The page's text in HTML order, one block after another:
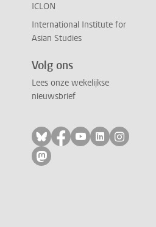
ICLON
International Institute for
Asian Studies
Volg ons
Lees onze wekelijkse
nieuwsbrief
Volg ons op bluesky
Volg ons op
Volg ons op
Volg ons
Volg
Volg ons op mastodon